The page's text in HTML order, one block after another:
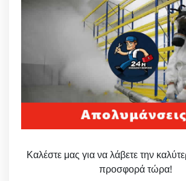
Καλέστε μας για να λάβετε την
προσφορά τώρα!